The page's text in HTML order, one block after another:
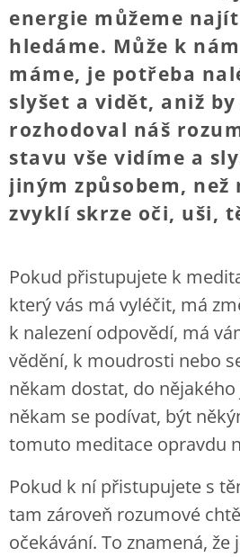
energie můžeme
hledáme. Může k
máme, je potřeba
slyšet a vidět, aniž
rozhodoval náš
stavu vše vidíme a
jiným způsobem, než
zvyklí skrze oči, uši,
Pokud přistupujete k
který vás má vyléčit, má
k nalezení odpovědí, má
vědění, k moudrosti nebo
někam dostat, do
někam se podívat, být
tomuto meditace opravdu
Pokud k ní přistupujete s
tam zároveň rozumové
očekávání. To znamená, že